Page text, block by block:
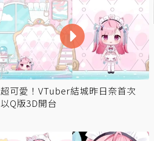
超可愛！VTuber結城昨日奈首次
以Q版3D開台